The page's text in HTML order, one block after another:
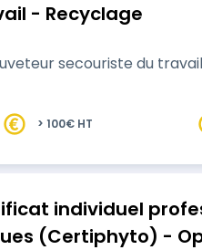
- Recyclage
secouriste du
> 100€ HT
individuel
(Certiphyto) -